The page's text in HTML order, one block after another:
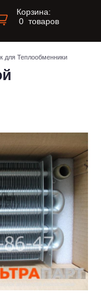
Корзина:
0 товаров
для Теплообменники